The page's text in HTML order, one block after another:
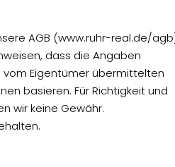
AGB (www.ruhr-real.de/
dass die Angaben
vom Eigentümer übermittelten
basieren. Für Richtigkeit und
wir keine Gewähr.